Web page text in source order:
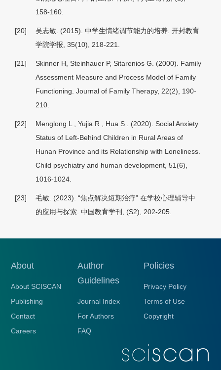
158-160.
[20] 吴志敏. (2015). 中学生情绪调节能力的培养. 开封教育
学院学报, 35(10), 218-221.
[21]
Skinner H, Steinhauer P, Sitarenios G. (2000). Family
Assessment Measure and Process Model of Family
Functioning. Journal of Family Therapy, 22(2), 190-
210.
[22]
Menglong L , Yujia R , Hua S . (2020). Social Anxiety
Status of Left-Behind Children in Rural Areas of
Hunan Province and its Relationship with Loneliness.
Child psychiatry and human development, 51(6),
1016-1024.
[23]
毛敏. (2023). “焦点解决短期治疗” 在学校心理辅导中
的应用与探索. 中国教育学刊 , (S2), 202-205.
About
About SCISCAN
Publishing
Contact
Careers
Author
Guidelines
Journal Index
For Authors
FAQ
Policies
Privacy Policy
Terms of Use
Copyright